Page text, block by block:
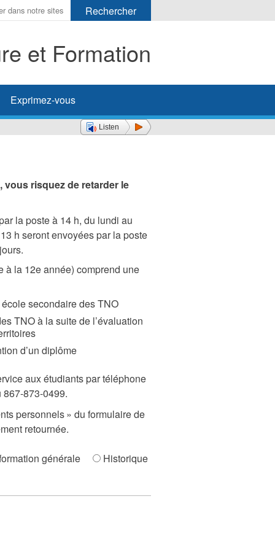
et Formation
Exprimez-vous
Listen
vous risquez de retarder le
la poste à 14 h, du lundi au
h seront envoyées par la poste
à la 12e année) comprend une
secondaire des TNO
TNO à la suite de l’évaluation
d’un diplôme
aux étudiants par téléphone
873-0499.
personnels » du formulaire de
retournée.
générale
Historique